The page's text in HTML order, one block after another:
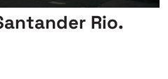
Rio.